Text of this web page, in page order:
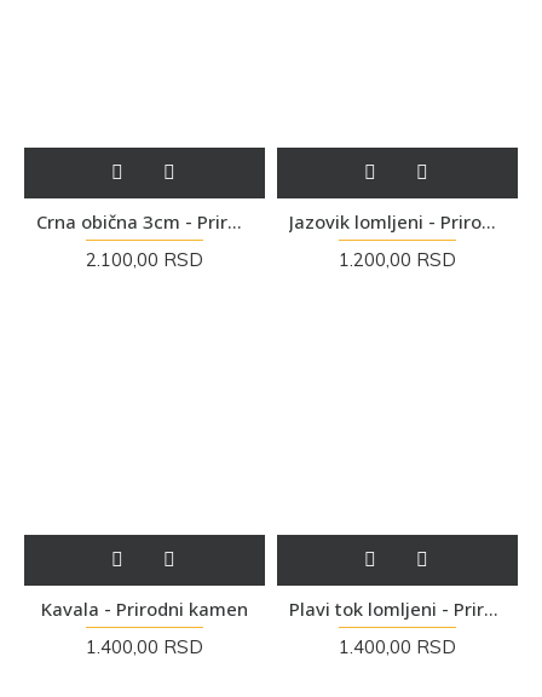
Crna obična 3cm - Prirodni kamen
2.100,00 RSD
Jazovik lomljeni - Prirodni kamen
1.200,00 RSD
Kavala - Prirodni kamen
1.400,00 RSD
Plavi tok lomljeni - Prirodni kamen
1.400,00 RSD